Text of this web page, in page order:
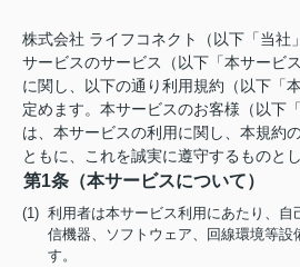
株式会社 ライフコネクト（以下「当社
サービスのサービス（以下「本サービ
に関し、以下の通り利用規約（以下「
定めます。本サービスのお客様（以下
は、本サービスの利用に関し、本規約
ともに、これを誠実に遵守するものとし
第1条（本サービスについて）
(1) 利用者は本サービス利用にあたり、自
信機器、ソフトウェア、回線環境等設
す。